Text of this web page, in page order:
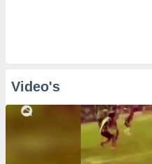
Video's